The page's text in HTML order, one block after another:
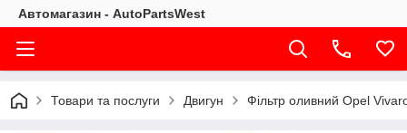
Автомагазин - AutoPartsWest
Товари та послуги Двигун Фільтр оливний Opel